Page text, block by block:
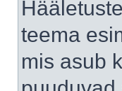
teema
mis asub